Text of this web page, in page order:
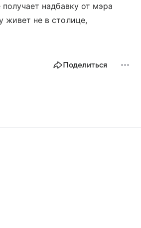
получает надбавку от мэра
живет не в столице,
Поделиться